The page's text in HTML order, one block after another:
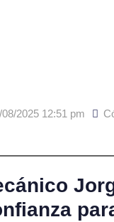
2025 12:51 pm